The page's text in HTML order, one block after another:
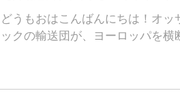
どうもおはこんばんにちは！オッ
ックの輸送団が、ヨーロッパを横